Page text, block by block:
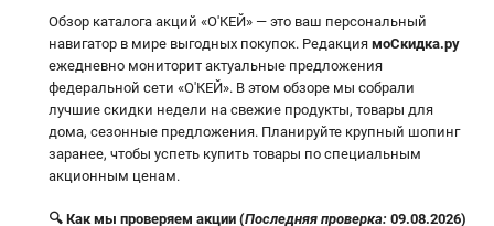
Обзор каталога акций «О'КЕЙ» — это ваш персональный
навигатор в мире выгодных покупок. Редакция моСкидка.ру
ежедневно мониторит актуальные предложения
федеральной сети «О'КЕЙ». В этом обзоре мы собрали
лучшие скидки недели на свежие продукты, товары для
дома, сезонные предложения. Планируйте крупный шопинг
заранее, чтобы успеть купить товары по специальным
акционным ценам.
🔍 Как мы проверяем акции (Последняя проверка: 09.08.2026)